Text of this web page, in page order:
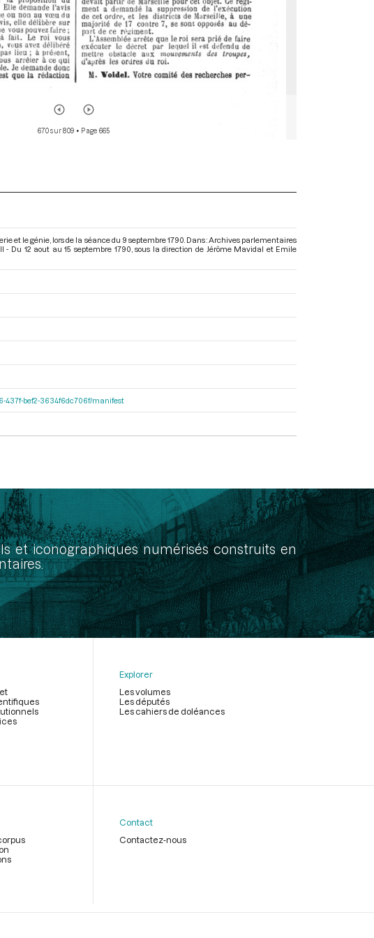
670 sur 809 • Page 665
et le génie, lors de la séance du 9 septembre 1790. Dans : Archives parlementaires
Du 12 aout au 15 septembre 1790 , sous la direction de Jérôme Mavidal et Emile
437f-bef2-3634f6dc706f/manifest
et iconographiques numérisés construits en
Explorer
Les volumes
Les députés
Les cahiers de doléances
Contact
Contactez-nous